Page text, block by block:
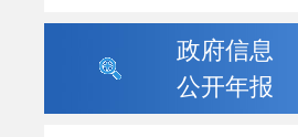
政府信息
公开年报